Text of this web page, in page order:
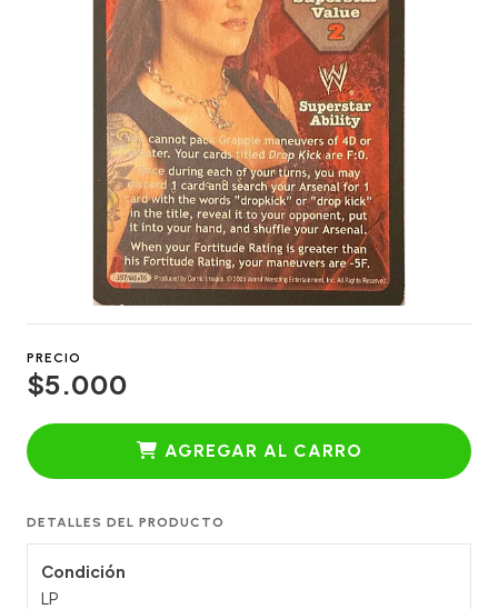
PRECIO
$5.000
AGREGAR AL CARRO
DETALLES DEL PRODUCTO
Condición
LP